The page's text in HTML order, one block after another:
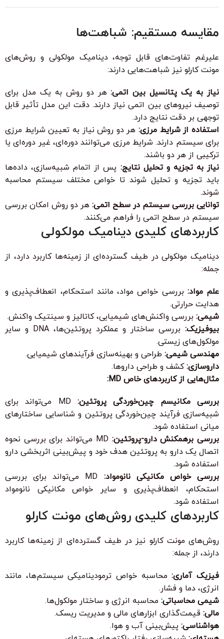
مقایسه مستقیم: شباهت‌ها
علیرغم تفاوت‌های قابل توجه، دینامیک مولکولی و روش‌های
مونت کارلو نیز شباهت‌هایی دارند:
نیاز به یک پتانسیل بین اتمی:هر دو روش به یک مدل برای
توصیف نیروهای بین اتمی نیاز دارند. دقت این مدل تأثیر قابل
توجهی بر دقت نتایج دارد.
استفاده از شرایط مرزی:هر دو روش نیاز به تعیین شرایط مرزی
برای سیستم دارند. شرایط مرزی می‌توانند دوره‌ای، غیر دوره‌ای یا
ترکیبی از هر دو باشند.
نیاز به تجزیه و تحلیل نتایج: پس از اتمام شبیه‌سازی، داده‌ها
باید تجزیه و تحلیل شوند تا خواص مختلف سیستم محاسبه
شوند.
توانایی بررسی سیستم در سطح اتمی: هر دو روش امکان بررسی
سیستم در سطح اتمی را فراهم می‌کنند.
کاربردهای کلیدی دینامیک مولکولی
دینامیک مولکولی در طیف گسترده‌ای از زمینه‌ها کاربرد دارد، از
جمله:
علم مواد: بررسی خواص مواد، مانند استحکام، انعطاف‌پذیری و
هدایت حرارتی.
شیمی: بررسی واکنش‌های شیمیایی، کاتالیز و سینتیک واکنش.
بیوفیزیک:
بررسی ساختار و عملکرد پروتئین‌ها، DNA و سایر
مولکول‌های زیستی.
مهندسی شیمی: طراحی و بهینه‌سازی فرآیندهای شیمیایی.
داروسازی:کشف و طراحی داروها.
مثال‌هایی از کاربردهای خاص MD:
بررسی مکانیسم چین‌خوردگی پروتئین:
MD می‌تواند برای
شبیه‌سازی فرآیند چین‌خوردگی پروتئین و شناسایی ساختارهای
میانی استفاده شود.
بررسی برهمکنش دارو-پروتئین:
MD می‌تواند برای بررسی نحوه
اتصال یک دارو به پروتئین هدف خود و پیش‌بینی اثربخشی دارو
استفاده شود.
بررسی خواص مکانیکی نانومواد:
MD می‌تواند برای بررسی
استحکام، انعطاف‌پذیری و سایر خواص مکانیکی نانومواد
استفاده شود.
کاربردهای کلیدی روش‌های مونت کارلو
روش‌های مونت کارلو نیز در طیف گسترده‌ای از زمینه‌ها کاربرد
دارند، از جمله:
فیزیک آماری:محاسبه خواص ترمودینامیکی سیستم‌ها، مانند
انرژی، دما و فشار.
شیمی محاسباتی: محاسبه انرژی و ساختار مولکول‌ها.
مالی: قیمت‌گذاری ابزارهای مالی و مدیریت ریسک.
هواشناسی: پیش‌بینی آب و هوا.